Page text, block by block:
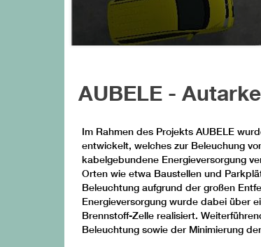
AUBELE -
Im Rahmen des Projekts AUBELE
entwickelt, welches zur Beleuchung
kabelgebundene Energieversorgung
Orten wie etwa Baustellen und
Beleuchtung aufgrund der großen
Energieversorgung wurde dabei über
Brennstoff-Zelle realisiert.
Beleuchtung sowie der Minimierung